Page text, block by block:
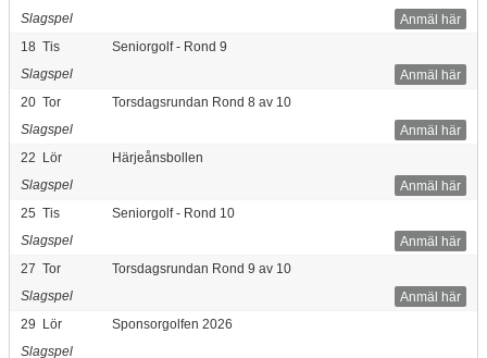
Anmäl här
Slagspel
18 Tis
Seniorgolf - Rond 9
Anmäl här
Slagspel
20 Tor
Torsdagsrundan Rond 8 av 10
Anmäl här
Slagspel
22 Lör
Härjeånsbollen
Anmäl här
Slagspel
25 Tis
Seniorgolf - Rond 10
Anmäl här
Slagspel
27 Tor
Torsdagsrundan Rond 9 av 10
Anmäl här
Slagspel
29 Lör
Sponsorgolfen 2026
Slagspel